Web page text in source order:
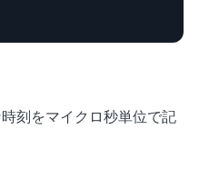
刻をマイクロ秒単位で記